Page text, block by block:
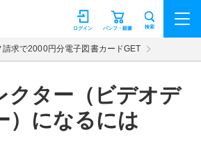
ョン パンフ・願書
ログイン 検索
請求で2000円分電子図書カードGET
クター（ビデオデ
）になるには